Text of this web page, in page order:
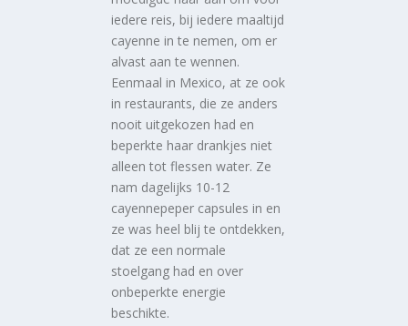
iedere reis, bij iedere maaltijd
cayenne in te nemen, om er
alvast aan te wennen.
Eenmaal in Mexico, at ze ook
in restaurants, die ze anders
nooit uitgekozen had en
beperkte haar drankjes niet
alleen tot flessen water. Ze
nam dagelijks 10-12
cayennepeper capsules in en
ze was heel blij te ontdekken,
dat ze een normale
stoelgang had en over
onbeperkte energie
beschikte.